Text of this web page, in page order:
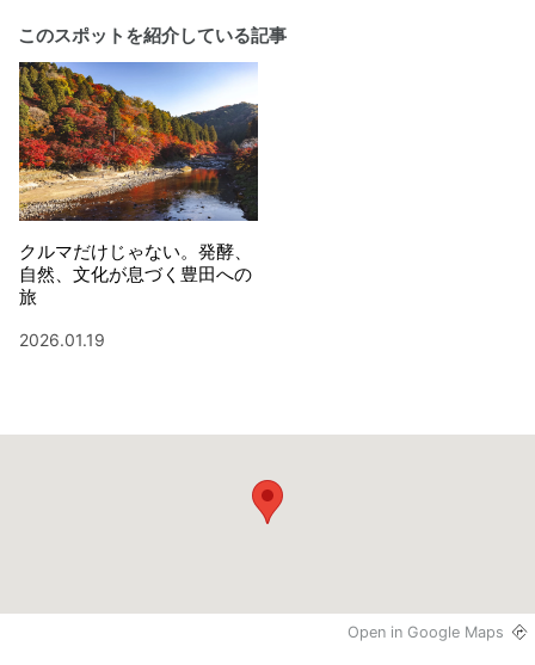
このスポットを紹介している記事
クルマだけじゃない。発酵、
自然、文化が息づく豊田への
旅
2026.01.19
Open in Google Maps